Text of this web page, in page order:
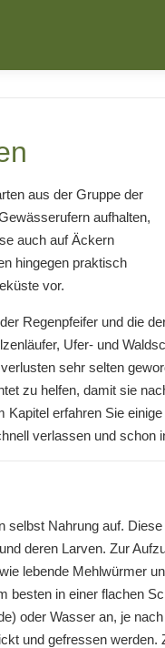
aus der Gruppe der
aufhalten,
auch auf Äckern
hingegen praktisch
vor.
Regenpfeifer und die
Ufer- und
sehr selten
zu helfen, damit sie
erfahren Sie
verlassen und schon
selbst Nahrung auf.
deren Larven. Zur
lebende Mehlwürmer
besten in einer flachen
oder Wasser an, je nach
und gefressen werden.